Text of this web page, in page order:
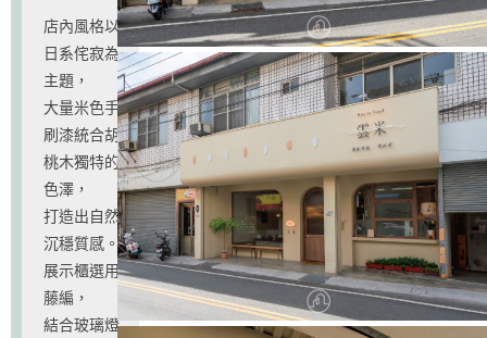
店內風格以
日系侘寂為
主題，
大量米色手
刷漆統合胡
桃木獨特的
色澤，
打造出自然
沉穩質感。
展示櫃選用
藤編，
結合玻璃燈